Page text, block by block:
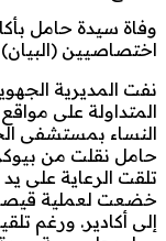
وفاة سيدة حامل
اختصاصيين (البيان)
نفت المديرية
المتداولة على
النساء بمستشفى
حامل نقلت من
تلقت الرعاية على
خضعت لعملية
إلى أكادير. ورغم